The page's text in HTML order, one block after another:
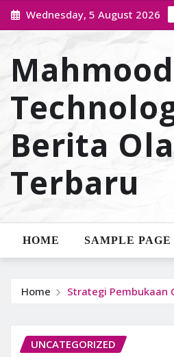
Skip
to
Wednesday, 5 August 2026
Mahmood
Berita
Terbaru
HOME SAMPLE PAGE
Home Strategi Pembukaan
UNCATEGORIZED